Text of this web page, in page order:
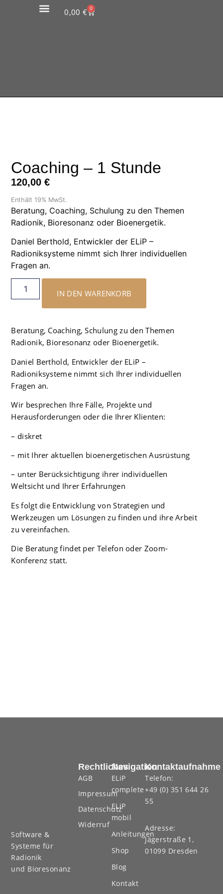
0,00 € 0
Coaching – 1 Stunde
120,00€
Enthält 19% MwSt.
Beratung, Coaching, Schulung zu den Themen
Radionik, Bioresonanz oder Bioenergetik.
Daniel Berthold, Entwickler der ELiP –
Radioniksysteme nimmt sich Ihrer individuellen
Fragen an.
IN DEN WARENKORB
Beratung, Coaching, Schulung zu den Themen
Radionik, Bioresonanz oder Bioenergetik.
Daniel Berthold, Entwickler der ELiP –
Radioniksysteme nimmt sich Ihrer individuellen
Fragen an.
Wir besprechen Ihre Fälle, Projekte und
Herausforderungen oder die Ihrer Klienten:
– diskret
– mit Ihrer aktuellen bioenergetischen Ausrüstung
– unter Berücksichtigung ihrer individuellen
Weltsicht und Ihrer Erfahrungen
Es folgt die Entwicklung von Strategien und
Werkzeugen um Lösungen zu finden und ihre Arbeit
zu vereinfachen.
Die Beratung findet per Telefon oder Zoom-
Konferenz statt.
Software &
Systeme für
Radionik
und Bioresonanz
Navigation
ELiP
complete
ELiP
mobil
Anleitungen
Shop
Blog
Kontakt
Rechtliches
AGB
Impressum
Datenschutz
Widerruf
Kontaktaufnahme
Telefon:
+49 (0) 351 644 26
55
Adresse:
Jägerstraße 1,
01099 Dresden